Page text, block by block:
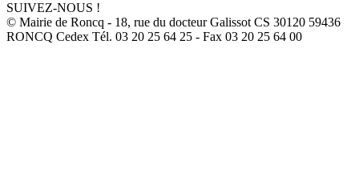
SUIVEZ-NOUS !
© Mairie de Roncq - 18, rue du docteur Galissot CS 30120 59436
RONCQ Cedex Tél. 03 20 25 64 25 - Fax 03 20 25 64 00